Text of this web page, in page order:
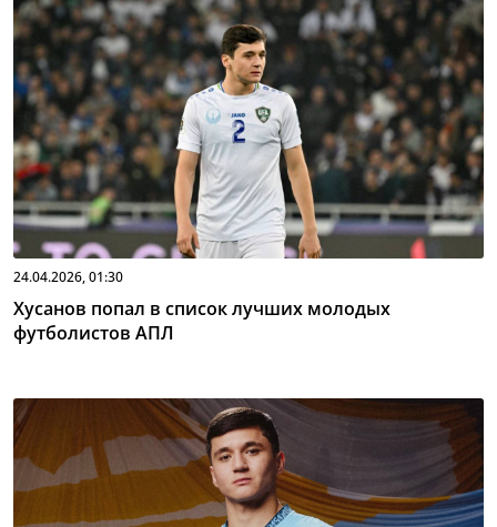
24.04.2026, 01:30
Хусанов попал в список лучших молодых
футболистов АПЛ